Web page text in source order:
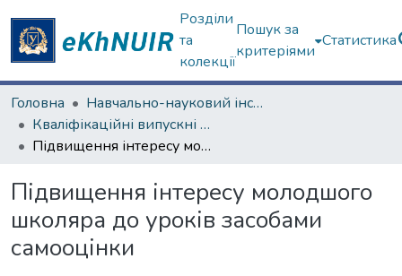
Розділи
та
колекції
Пошук за
критеріями
Статистика
Головна
Навчально-науковий інститут «Українська інженерно-педагогічна академія»
Кваліфікаційні випускні роботи бакалаврів. Навчально-науковий інститут «Українська інженерно-педагогічна академія»
Підвищення інтересу молодшого школяра до уроків засобами самооцінки
Підвищення інтересу молодшого
школяра до уроків засобами
самооцінки